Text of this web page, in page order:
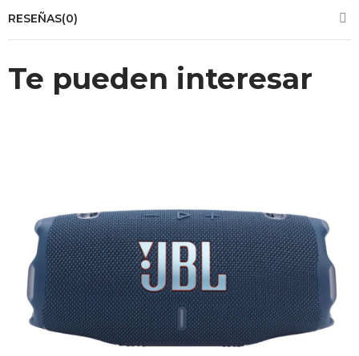
RESEÑAS(0)
Te pueden interesar